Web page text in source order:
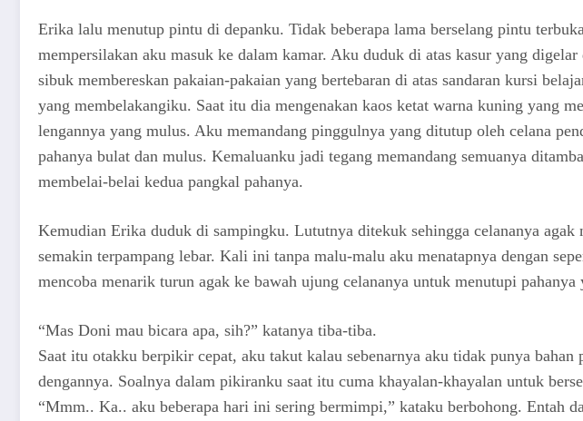
Erika lalu menutup pintu di depanku. Tidak beberapa lama berselang pintu
mempersilakan aku masuk ke dalam kamar. Aku duduk di atas kasur yang
sibuk membereskan pakaian-pakaian yang bertebaran di atas sandaran kursi
yang membelakangiku. Saat itu dia mengenakan kaos ketat warna kuning yang
lengannya yang mulus. Aku memandang pinggulnya yang ditutup oleh celana
pahanya bulat dan mulus. Kemaluanku jadi tegang memandang semuanya
membelai-belai kedua pangkal pahanya.
Kemudian Erika duduk di sampingku. Lututnya ditekuk sehingga celananya agak
semakin terpampang lebar. Kali ini tanpa malu-malu aku menatapnya dengan
mencoba menarik turun agak ke bawah ujung celananya untuk menutupi
“Mas Doni mau bicara apa, sih?” katanya tiba-tiba.
Saat itu otakku berpikir cepat, aku takut kalau sebenarnya aku tidak punya bahan
dengannya. Soalnya dalam pikiranku saat itu cuma khayalan-khayalan untuk
“Mmm.. Ka.. aku beberapa hari ini sering bermimpi,” kataku berbohong. Entah